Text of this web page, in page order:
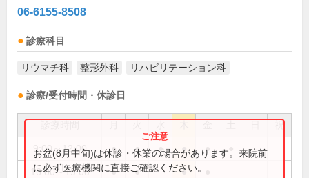
06-6155-8508
診療科目
リウマチ科 整形外科 リハビリテーション科
診療/受付時間・休診日
祝
9:00～12:00 ● ● ● ● ●
16:00～19:00 ● ● ●
お盆(8月中旬)は休診・休業の場合があります。来院前
に必ず医療機関に直接ご確認ください。